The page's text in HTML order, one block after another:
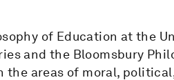
of Education at the
and the Bloomsbury
the areas of moral,